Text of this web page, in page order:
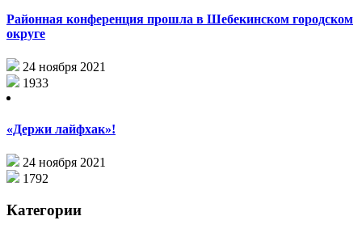
Районная конференция прошла в Шебекинском городском
округе
24 ноября 2021
1933
«Держи лайфхак»!
24 ноября 2021
1792
Категории